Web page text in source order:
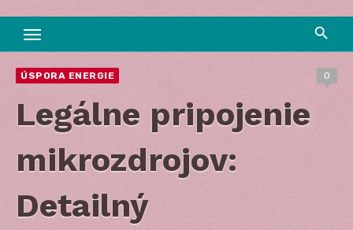
ÚSPORA ENERGIE 0
Legálne pripojenie
mikrozdrojov:
Detailný